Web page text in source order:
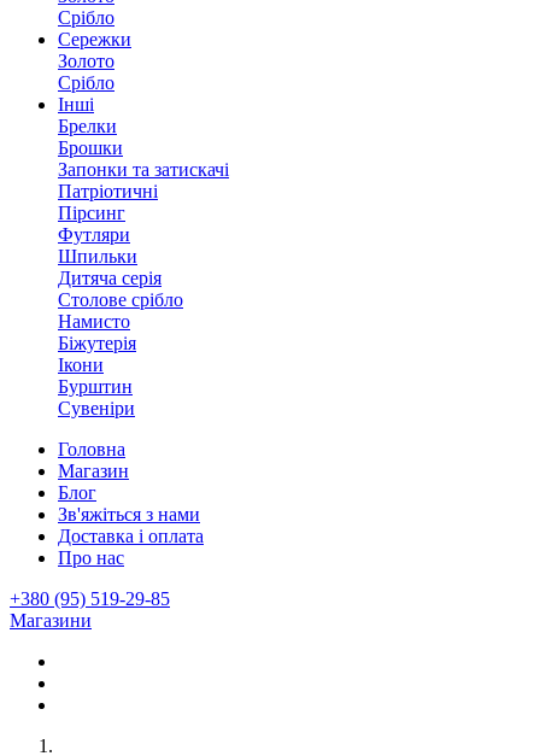
Срібло
Сережки
Золото
Срібло
Інші
Брелки
Брошки
Запонки та затискачі
Патріотичні
Пірсинг
Футляри
Шпильки
Дитяча серія
Столове срібло
Намисто
Біжутерія
Ікони
Бурштин
Сувеніри
Головна
Магазин
Блог
Зв'яжіться з нами
Доставка і оплата
Про нас
+380 (95) 519-29-85
Магазини